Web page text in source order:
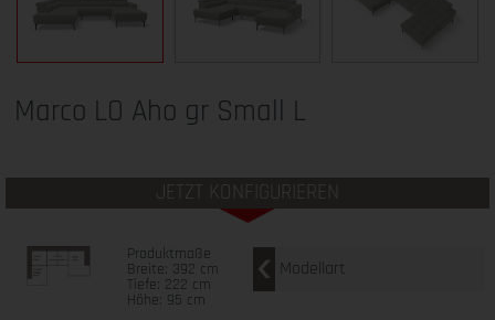
Marco LO Aho gr Small L
JETZT KONFIGURIEREN
Produktmaße
Breite: 392 cm
Tiefe: 222 cm
Höhe: 95 cm
Modellart